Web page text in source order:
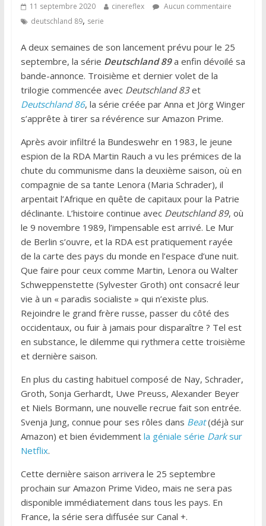
11 septembre 2020 cinereflex
Aucun commentaire
deutschland 89, serie
A deux semaines de son lancement prévu pour le 25
septembre, la série Deutschland 89a enfin dévoilé sa
bande-annonce. Troisième et dernier volet de la
trilogie commencée avec Deutschland 83et
Deutschland 86, la série créée par Anna et Jörg Winger
s’apprête à tirer sa révérence sur Amazon Prime.
Après avoir infiltré la Bundeswehr en 1983, le jeune
espion de la RDA Martin Rauch a vu les prémices de la
chute du communisme dans la deuxième saison, où en
compagnie de sa tante Lenora (Maria Schrader), il
arpentait l’Afrique en quête de capitaux pour la Patrie
déclinante. L’histoire continue avec Deutschland 89, où
le 9 novembre 1989, l’impensable est arrivé. Le Mur
de Berlin s’ouvre, et la RDA est pratiquement rayée
de la carte des pays du monde en l’espace d’une nuit.
Que faire pour ceux comme Martin, Lenora ou Walter
Schweppenstette (Sylvester Groth) ont consacré leur
vie à un « paradis socialiste » qui n’existe plus.
Rejoindre le grand frère russe, passer du côté des
occidentaux, ou fuir à jamais pour disparaître ? Tel est
en substance, le dilemme qui rythmera cette troisième
et dernière saison.
En plus du casting habituel composé de Nay, Schrader,
Groth, Sonja Gerhardt, Uwe Preuss, Alexander Beyer
et Niels Bormann, une nouvelle recrue fait son entrée.
Svenja Jung, connue pour ses rôles dans Beat(déjà sur
Amazon) et bien évidemment la géniale série Darksur
Netflix.
Cette dernière saison arrivera le 25 septembre
prochain sur Amazon Prime Video, mais ne sera pas
disponible immédiatement dans tous les pays. En
France, la série sera diffusée sur Canal +.